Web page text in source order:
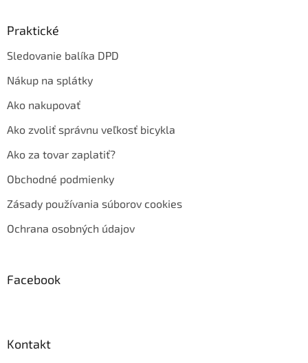
Praktické
Sledovanie balíka DPD
Nákup na splátky
Ako nakupovať
Ako zvoliť správnu veľkosť bicykla
Ako za tovar zaplatiť?
Obchodné podmienky
Zásady používania súborov cookies
Ochrana osobných údajov
Facebook
Kontakt